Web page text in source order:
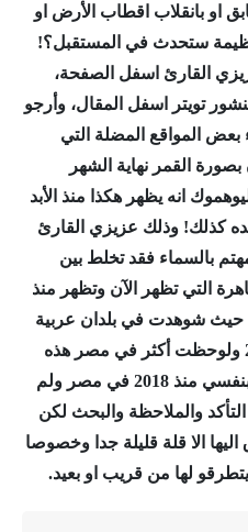
او بانقلاب اقطاب الأرض او
ستحدث في المستقبل؟!
القارئ اسفل الصفحة،
تويتر اسفل المقال، وأرجو
بعض المواقع المضلة التي
القمر نهاية الشهر
انه يظهر هكذا منذ الأبد
كذلك! وذلك عزيزي القارئ
بالسماء فقد تخلط بين
التي تظهر الآن وتظهر منذ
حيث شوهدت في بلدان عربية
قبلها بقليل وفي بعضها منذ 2018 ولوحظت أكثر في مصر هذه
الأيام وقد لاحظت هذه الظاهرة بنفسي منذ 2018 في مصر ولم
والملاحظة والبحث لكن
الا قلة قليلة جدا وخصوصا
لها من قريب او بعيد.